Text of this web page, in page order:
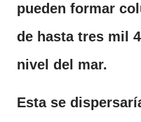
pueden formar
de hasta tres mil
nivel del mar.
Esta se